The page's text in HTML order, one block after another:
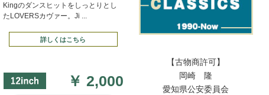
Kingのダンスヒットをしっとりとし
たLOVERSカヴァー。Ji ...
詳しくはこちら
￥ 2,000
【古物商許可】
岡崎 隆
愛知県公安委員会